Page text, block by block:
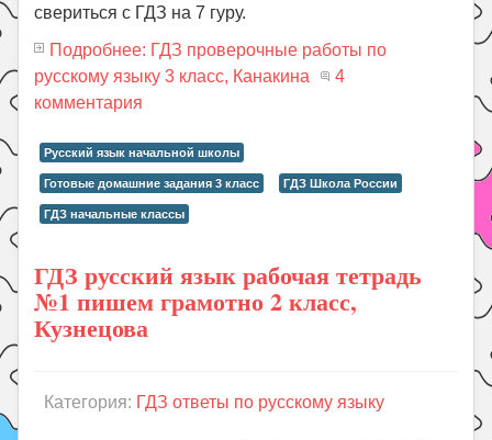
свериться с ГДЗ на 7 гуру.
Подробнее: ГДЗ проверочные работы по
русскому языку 3 класс, Канакина
4
комментария
Русский язык начальной школы
Готовые домашние задания 3 класс ГДЗ Школа России
ГДЗ начальные классы
ГДЗ русский язык рабочая тетрадь
№1 пишем грамотно 2 класс,
Кузнецова
Категория: ГДЗ ответы по русскому языку